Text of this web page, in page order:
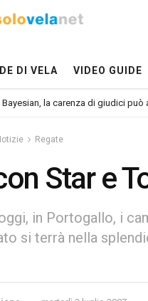
DI VELA VIDEO GUIDE
Bayesian, la carenza di giudici può
Regate
Star e
in Portogallo, i
si terrà nella